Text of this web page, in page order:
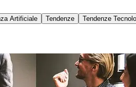
Artificiale Tendenze Tendenze